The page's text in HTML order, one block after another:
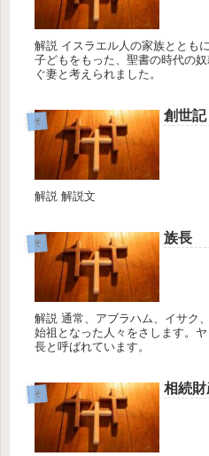
解説 イスラエル人の家族ととも
子どもをもった、聖書の時代の
ぐ妻と考えられました。
そ 創世記
解説 解説文
そ 族長
解説 通常、アブラハム、イサク
始祖となった人々をさします。
長と呼ばれています。
そ 相続財